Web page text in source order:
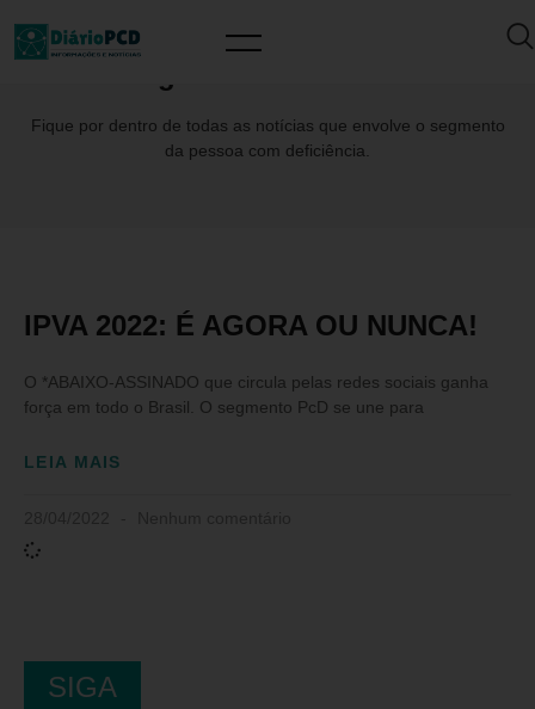
Fique por dentro de todas as notícias que envolve o segmento
da pessoa com deficiência.
IPVA 2022: É AGORA OU NUNCA!
O *ABAIXO-ASSINADO que circula pelas redes sociais ganha
força em todo o Brasil. O segmento PcD se une para
LEIA MAIS
SIGA